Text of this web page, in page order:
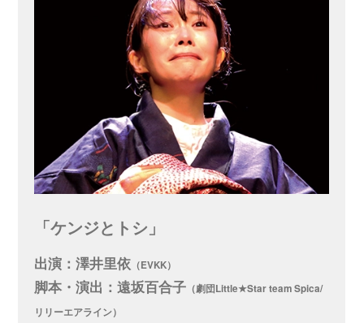
「ケンジとトシ」
出演：澤井里依 （EVKK）
脚本・演出：遠坂百合子 （劇団Little★Star team Spica/
リリーエアライン）